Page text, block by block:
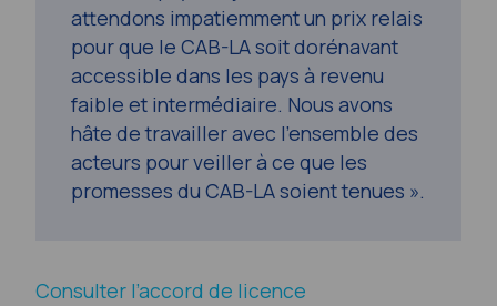
attendons impatiemment un prix relais
pour que le CAB-LA soit dorénavant
accessible dans les pays à revenu
faible et intermédiaire. Nous avons
hâte de travailler avec l’ensemble des
acteurs pour veiller à ce que les
promesses du CAB-LA soient tenues ».
Consulter l’accord de licence